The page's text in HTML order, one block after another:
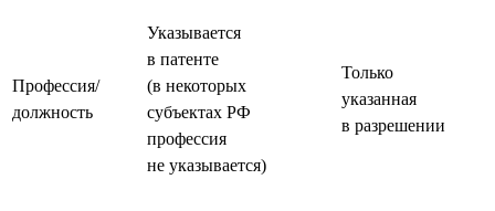
Профессия/
должность
Указывается
в патенте
(в некоторых
субъектах РФ
профессия
не указывается)
Только
указанная
в разрешении